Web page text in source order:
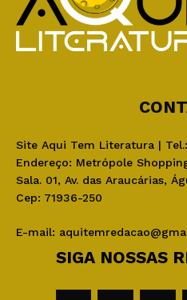
Site Aqui Tem Literatura |
Endereço: Metrópole
Sala. 01, Av. das Araucárias,
Cep: 71936-250
E-mail:
SIGA NOSSAS